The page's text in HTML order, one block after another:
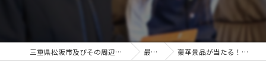
三重県松阪市及びその周辺地域の葬儀ならやなぎ葬祭 最新情報 豪華景品が当たる！公式LINE抽選会開催！